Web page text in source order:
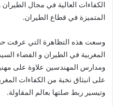
الكفاءات العالية في مجال
المتميزة في قطاع الطيران.
وسعت هذه التظاهرة التي عرفت
المغربية في الطيران و الفضاء
ومدارس المهندسين علاوة على
على انبثاق نخبة من الكفاءات
وتيسير ربط صلتها بعالم المقاولة.